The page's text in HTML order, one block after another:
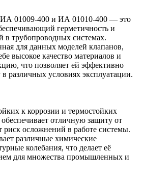
ИА 01009-400 и ИА 01010-400 — это
герметичность и
в трубопроводных системах.
для данных моделей клапанов,
высокое качество материалов и
что позволяет ей эффективно
различных условиях эксплуатации.
к коррозии и термостойких
отличную защиту от
риск осложнений в работе системы.
различные химические
колебания, что делает её
для множества промышленных и